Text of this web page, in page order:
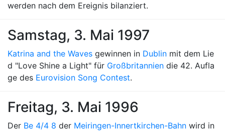
werden nach dem Ereignis bilanziert.
Samstag, 3. Mai 1997
Katrina and the Waves gewinnen in Dublin mit dem Lie
d "Love Shine a Light" für Großbritannien die 42. Aufla
ge des Eurovision Song Contest.
Freitag, 3. Mai 1996
Der Be 4/4 8 der Meiringen-Innertkirchen-Bahn wird in